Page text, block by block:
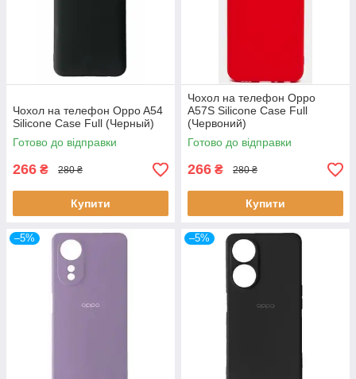
Чохол на телефон Oppo A54
Silicone Case Full (Черный)
Готово до відправки
266 ₴ 280 ₴
Купити
Чохол на телефон Oppo
A57S Silicone Case Full
(Червоний)
Готово до відправки
266 ₴ 280 ₴
Купити
–5% –5%